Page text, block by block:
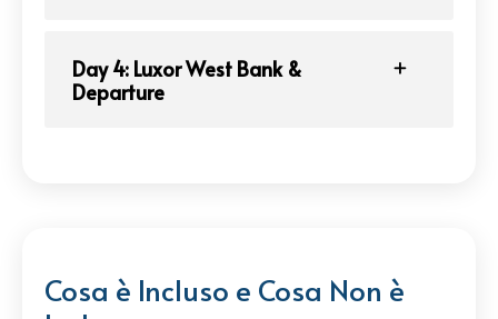
Day 4: Luxor West Bank &
Departure
Cosa è Incluso e Cosa Non è